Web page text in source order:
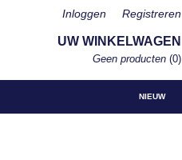
Inloggen Registreren
UW WINKELWAGEN
Geen producten (0)
NIEUW